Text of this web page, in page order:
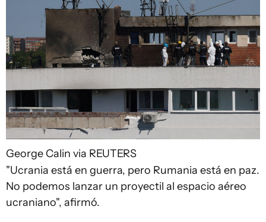
George Calin via REUTERS
"Ucrania está en guerra, pero Rumania está en paz.
No podemos lanzar un proyectil al espacio aéreo
ucraniano", afirmó.